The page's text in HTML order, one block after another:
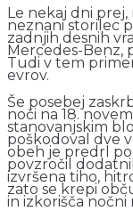
Le nekaj dni prej,
neznani storilec
zadnjih desnih
Mercedes-Benz,
Tudi v tem
evrov.
Še posebej
noči na 18.
stanovanjskim
poškodoval dve
obeh je predrl
povzročil
izvršena tiho,
zato se krepi
in izkorišča nočni